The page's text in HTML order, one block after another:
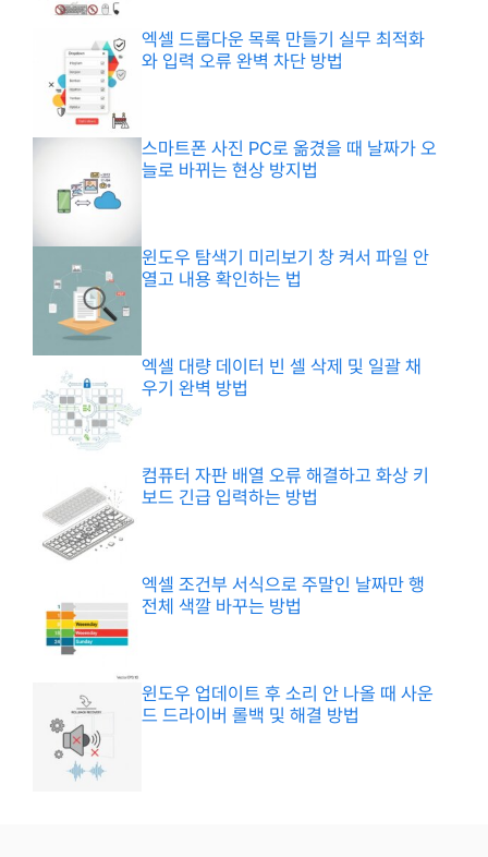
엑셀 드롭다운 목록 만들기 실무 최적화
와 입력 오류 완벽 차단 방법
스마트폰 사진 PC로 옮겼을 때 날짜가 오
늘로 바뀌는 현상 방지법
윈도우 탐색기 미리보기 창 켜서 파일 안
열고 내용 확인하는 법
엑셀 대량 데이터 빈 셀 삭제 및 일괄 채
우기 완벽 방법
컴퓨터 자판 배열 오류 해결하고 화상 키
보드 긴급 입력하는 방법
엑셀 조건부 서식으로 주말인 날짜만 행
전체 색깔 바꾸는 방법
윈도우 업데이트 후 소리 안 나올 때 사운
드 드라이버 롤백 및 해결 방법